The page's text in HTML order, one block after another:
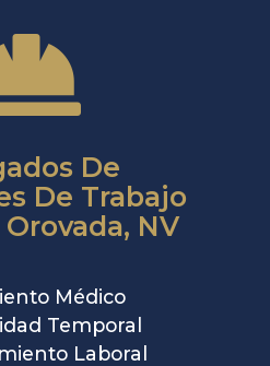
De
De Trabajo
NV
Médico
Temporal
Laboral